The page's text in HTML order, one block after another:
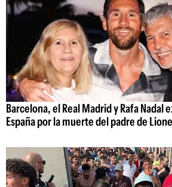
Barcelona, el Real Madrid y Rafa Nadal
España por la muerte del padre de